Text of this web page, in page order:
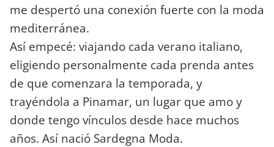
me despertó una conexión fuerte con la moda
mediterránea.
Así empecé: viajando cada verano italiano,
eligiendo personalmente cada prenda antes
de que comenzara la temporada, y
trayéndola a Pinamar, un lugar que amo y
donde tengo vínculos desde hace muchos
años. Así nació Sardegna Moda.